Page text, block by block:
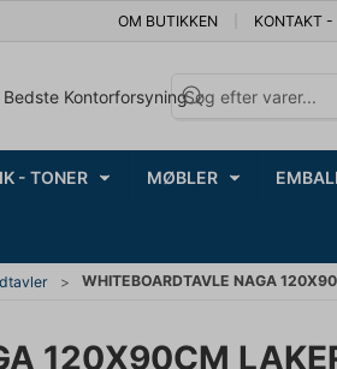
OM BUTIKKEN KONTAKT -
Kontorforsyning
- TONER MØBLER
WHITEBOARDTAVLE NAGA
120X90CM